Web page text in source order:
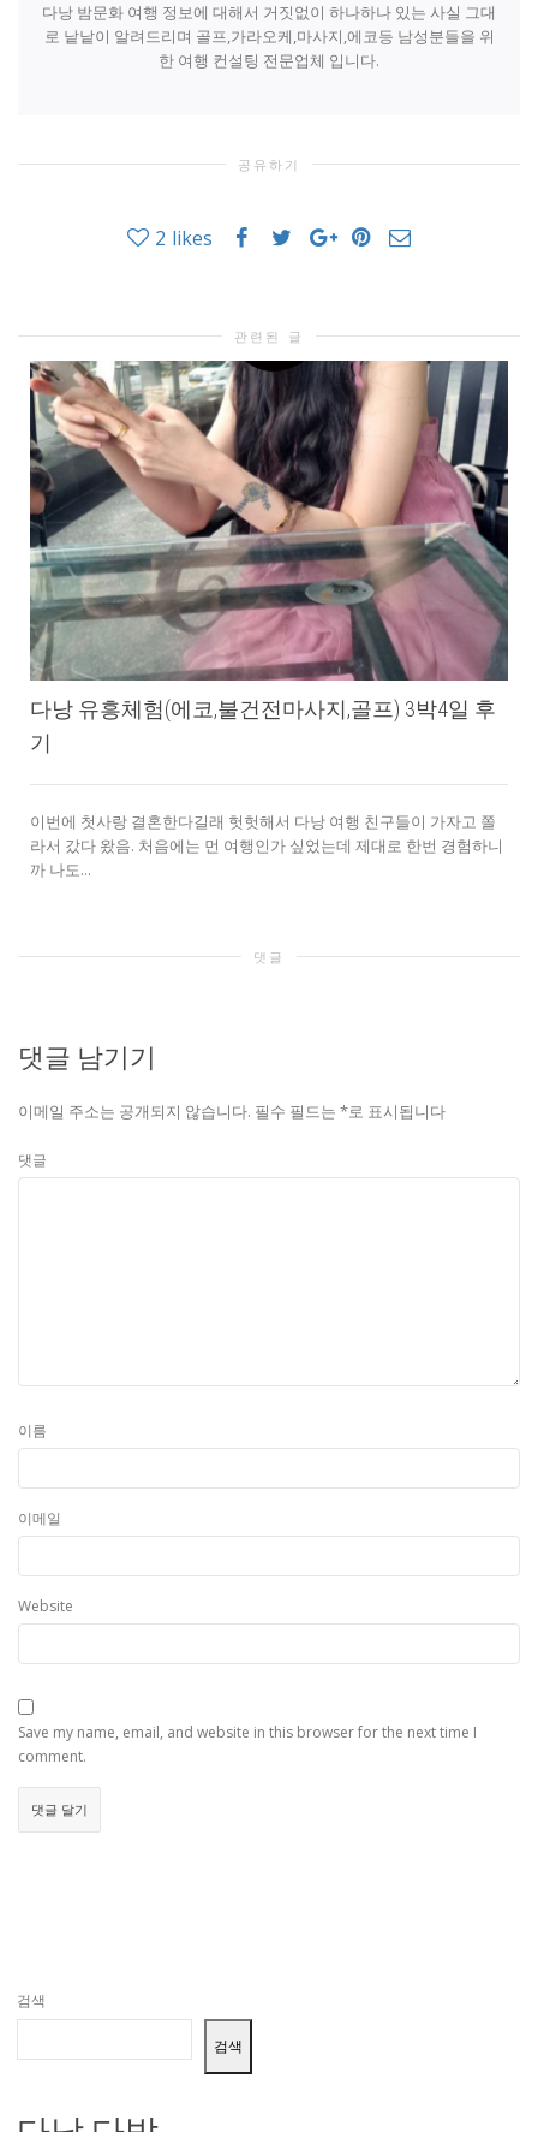
다낭 밤문화 여행 정보에 대해서 거짓없이 하나하나 있는 사실 그대
로 낱낱이 알려드리며 골프,가라오케,마사지,에코등 남성분들을 위
한 여행 컨설팅 전문업체 입니다.
공유하기
2 likes
관련된 글
다낭 유흥체험(에코,불건전마사지,골프) 3박4일 후
기
이번에 첫사랑 결혼한다길래 헛헛해서 다낭 여행 친구들이 가자고 쫄
라서 갔다 왔음. 처음에는 먼 여행인가 싶었는데 제대로 한번 경험하니
까 나도...
댓글
댓글 남기기
이메일 주소는 공개되지 않습니다. 필수 필드는 *로 표시됩니다
댓글
이름
이메일
Website
Save my name, email, and website in this browser for the next time I
comment.
검색
검색